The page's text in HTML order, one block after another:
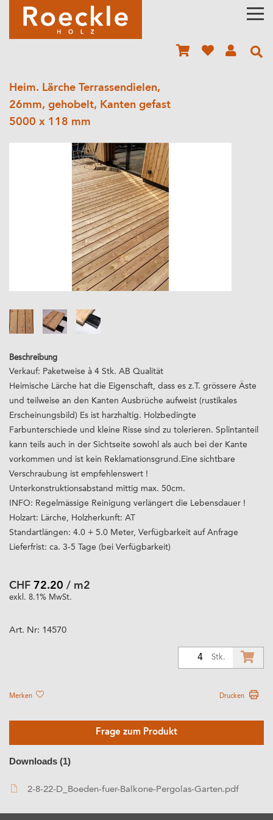
Heim. Lärche Terrassendielen,
26mm, gehobelt, Kanten gefast
5000 x 118 mm
Beschreibung
Verkauf: Paketweise à 4 Stk. AB Qualität
Heimische Lärche hat die Eigenschaft, dass es z.T. grössere Äste
und teilweise an den Kanten Ausbrüche aufweist (rustikales
Erscheinungsbild) Es ist harzhaltig. Holzbedingte
Farbunterschiede und kleine Risse sind zu tolerieren. Splintanteil
kann teils auch in der Sichtseite sowohl als auch bei der Kante
vorkommen und ist kein Reklamationsgrund.Eine sichtbare
Verschraubung ist empfehlenswert !
Unterkonstruktionsabstand mittig max. 50cm.
INFO: Regelmässige Reinigung verlängert die Lebensdauer !
Holzart: Lärche, Holzherkunft: AT
Standartlängen: 4.0 + 5.0 Meter, Verfügbarkeit auf Anfrage
Lieferfrist: ca. 3-5 Tage (bei Verfügbarkeit)
CHF 72.20 / m2
exkl. 8.1% MwSt.
Art. Nr: 14570
4 Stk.
Merken Drucken
Frage zum Produkt
Downloads (1)
2-8-22-D_Boeden-fuer-Balkone-Pergolas-Garten.pdf